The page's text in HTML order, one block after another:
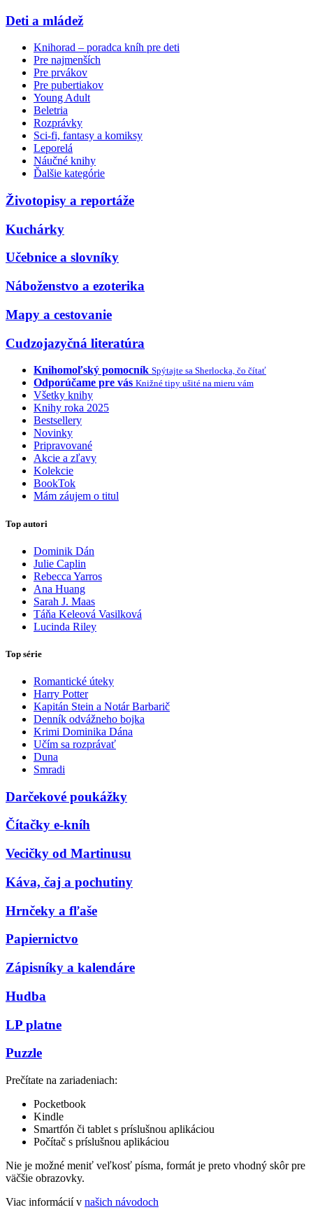
Deti a mládež
Knihorad – poradca kníh pre deti
Pre najmenších
Pre prvákov
Pre pubertiakov
Young Adult
Beletria
Rozprávky
Sci-fi, fantasy a komiksy
Leporelá
Náučné knihy
Ďalšie kategórie
Životopisy a reportáže
Kuchárky
Učebnice a slovníky
Náboženstvo a ezoterika
Mapy a cestovanie
Cudzojazyčná literatúra
Knihomoľský pomocník Spýtajte sa Sherlocka, čo čítať
Odporúčame pre vás Knižné tipy ušité na mieru vám
Všetky knihy
Knihy roka 2025
Bestsellery
Novinky
Pripravované
Akcie a zľavy
Kolekcie
BookTok
Mám záujem o titul
Top autori
Dominik Dán
Julie Caplin
Rebecca Yarros
Ana Huang
Sarah J. Maas
Táňa Keleová Vasilková
Lucinda Riley
Top série
Romantické úteky
Harry Potter
Kapitán Stein a Notár Barbarič
Denník odvážneho bojka
Krimi Dominika Dána
Učím sa rozprávať
Duna
Smradi
Darčekové poukážky
Čítačky e-kníh
Vecičky od Martinusu
Káva, čaj a pochutiny
Hrnčeky a fľaše
Papiernictvo
Zápisníky a kalendáre
Hudba
LP platne
Puzzle
Prečítate na zariadeniach:
Pocketbook
Kindle
Smartfón či tablet s príslušnou aplikáciou
Počítač s príslušnou aplikáciou
Nie je možné meniť veľkosť písma, formát je preto vhodný skôr pre
väčšie obrazovky.
Viac informácií v našich návodoch